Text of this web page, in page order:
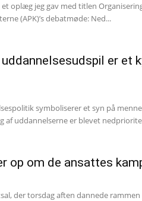
oplæg jeg gav med titlen
(APK)’s debatmøde: Ned...
er et
symboliserer et syn på
af uddannelserne er blevet
op om de ansattes
der torsdag aften dannede